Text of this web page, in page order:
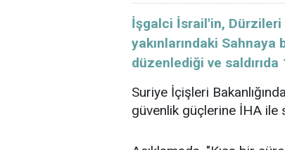
İşgalci İsrail'in,
yakınlarındaki Sahnaya
düzenlediği ve
Suriye İçişleri
güvenlik güçlerine İHA ile